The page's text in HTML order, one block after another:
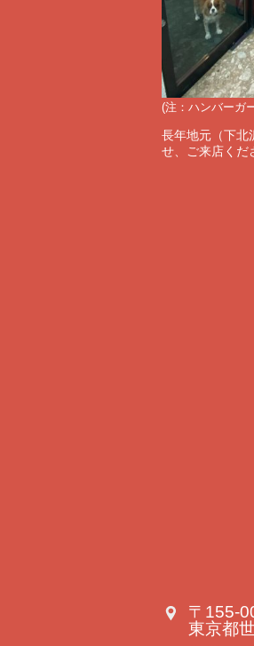
(注：ハンバーガ
長年地元（下北
せ、ご来店くだ
〒155-
東京都